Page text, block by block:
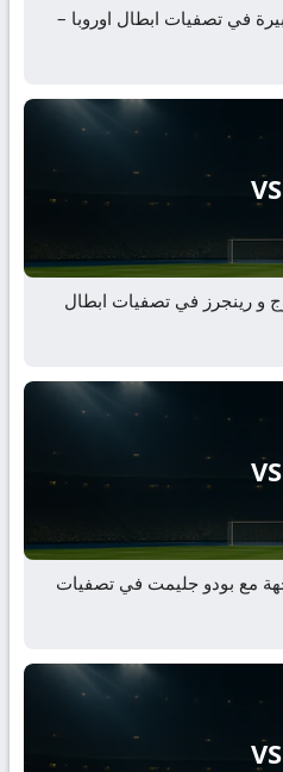
في تصفيات ابطال اوروبا –
VS
و رينجرز في تصفيات ابطال
VS
مع بودو جليمت في تصفيات
VS